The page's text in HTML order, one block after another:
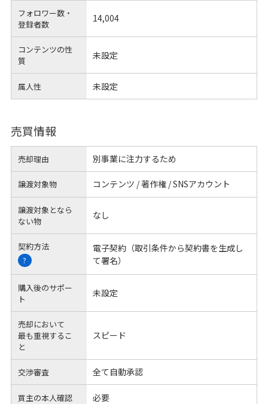
フォロワー数・
登録者数
14,004
コンテンツの性
質
未設定
属人性 未設定
売買情報
売却理由 別事業に注力するため
譲渡対象物 コンテンツ / 著作権 / SNSアカウント
譲渡対象となら
ない物
なし
契約方法
?
電子契約（取引条件から契約書を生成し
て署名）
購入後のサポー
ト
未設定
売却において
最も重視するこ
と
スピード
交渉審査 全て自動承認
買主の本人確認 必要